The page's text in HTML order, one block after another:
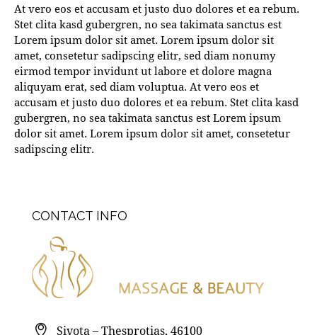
At vero eos et accusam et justo duo dolores et ea rebum.
Stet clita kasd gubergren, no sea takimata sanctus est
Lorem ipsum dolor sit amet. Lorem ipsum dolor sit
amet, consetetur sadipscing elitr, sed diam nonumy
eirmod tempor invidunt ut labore et dolore magna
aliquyam erat, sed diam voluptua. At vero eos et
accusam et justo duo dolores et ea rebum. Stet clita kasd
gubergren, no sea takimata sanctus est Lorem ipsum
dolor sit amet. Lorem ipsum dolor sit amet, consetetur
sadipscing elitr.
CONTACT INFO
Sivota – Thesprotias, 46100